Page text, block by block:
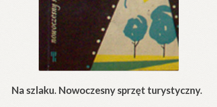
Na szlaku. Nowoczesny sprzęt turystyczny.